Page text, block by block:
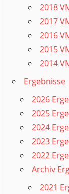
2018
2017
2016
2015
2014
Ergebnisse
2026
2025
2024
2023
2022
Archiv
2021